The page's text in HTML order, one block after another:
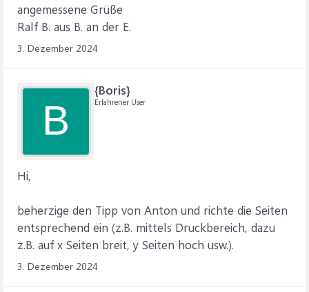
angemessene Grüße
Ralf B. aus B. an der E.
3. Dezember 2024
B
{Boris}
Erfahrener User
Hi,
beherzige den Tipp von Anton und richte die Seiten
entsprechend ein (z.B. mittels Druckbereich, dazu
z.B. auf x Seiten breit, y Seiten hoch usw.).
3. Dezember 2024